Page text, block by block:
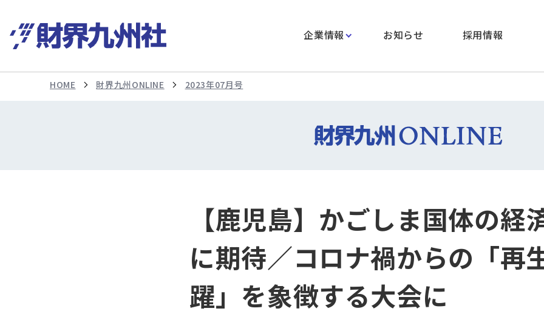
企業情報 お知らせ 採用情報
HOME 財界九州ONLINE 2023年07月号
【鹿児島】かごしま国体の経
に期待／コロナ禍からの「再
躍」を象徴する大会に